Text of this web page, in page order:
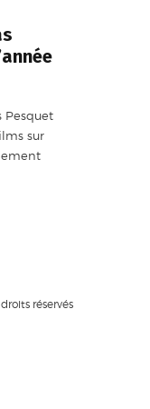
Pesquet
sur
réservés